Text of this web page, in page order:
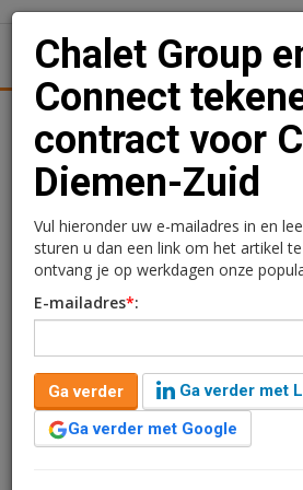
Chalet Group en
Connect
voor Campus
Zuid
27 oktober 2014 om 10:20 1
Annie Connect verhuist naar de
Diemen-Zuid. Het callcenter huurt van
Chalet Group
Connect
contract voor
Diemen-Zuid
Vul hieronder uw e-mailadres in en
sturen u dan een link om het artikel
ontvang je op werkdagen onze
E-mailadres*:
Ga verder
Ga verder met
Ga verder met Google